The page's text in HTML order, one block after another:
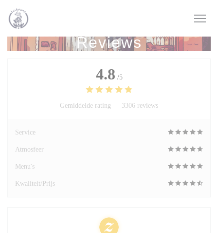
Cookies beheer paneel
Reviews
4.8 /5
Gemiddelde rating — 3306 reviews
Service
Atmosfeer
Menu's
Kwaliteit/Prijs